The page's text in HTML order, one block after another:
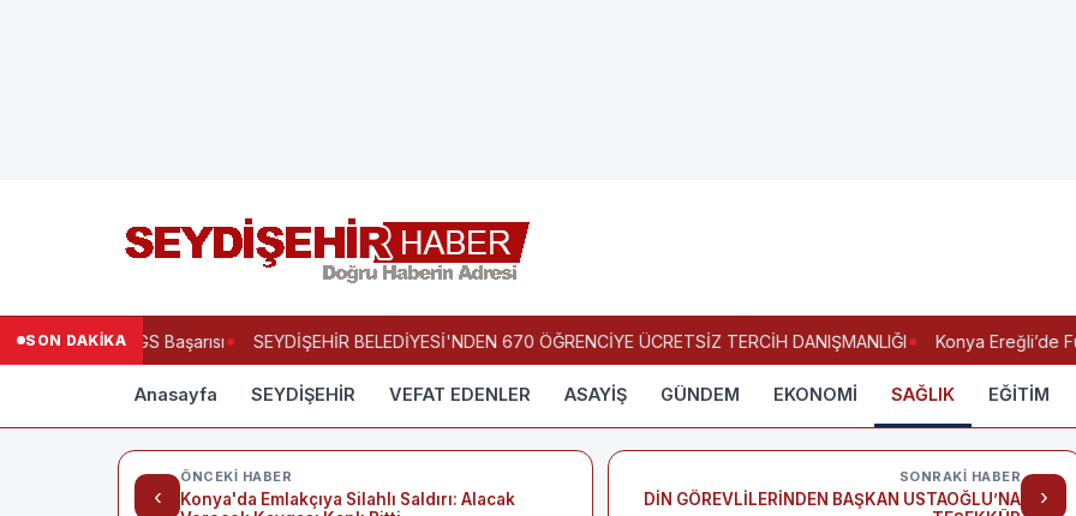
SON DAKİKA
Büyük LGS Başarısı SEYDİŞEHİR BELEDİYESİ'NDEN 670 ÖĞRENCİYE ÜCRETSİZ TERCİH DANIŞMANLIĞI Konya Ereğli’de
Anasayfa SEYDİŞEHİR VEFAT EDENLER ASAYİŞ GÜNDEM EKONOMİ SAĞLIK EĞİTİM
‹
ÖNCEKI HABER
Konya'da Emlakçıya Silahlı Saldırı: Alacak
›
SONRAKI HABER
DİN GÖREVLİLERİNDEN BAŞKAN USTAOĞLU’NA